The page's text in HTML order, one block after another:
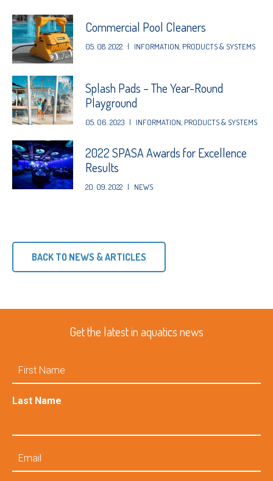
Commercial Pool Cleaners
05. 08. 2022 | INFORMATION PRODUCTS & SYSTEMS
Splash Pads – The Year-Round
Playground
05. 06. 2023 | INFORMATION PRODUCTS & SYSTEMS
2022 SPASA Awards for Excellence
Results
20. 09. 2022 | NEWS
BACK TO NEWS & ARTICLES
Get the latest in aquatics news
Name
Last Name